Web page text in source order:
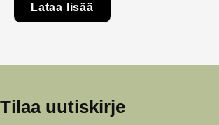
Lataa lisää
Tilaa uutiskirje